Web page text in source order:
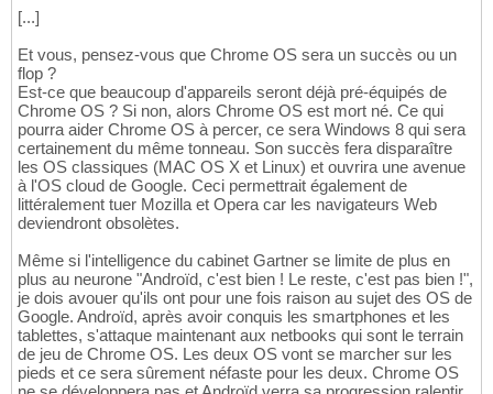
[...]
Et vous, pensez-vous que Chrome OS sera un succès ou un
flop ?
Est-ce que beaucoup d'appareils seront déjà pré-équipés de
Chrome OS ? Si non, alors Chrome OS est mort né. Ce qui
pourra aider Chrome OS à percer, ce sera Windows 8 qui sera
certainement du même tonneau. Son succès fera disparaître
les OS classiques (MAC OS X et Linux) et ouvrira une avenue
à l'OS cloud de Google. Ceci permettrait également de
littéralement tuer Mozilla et Opera car les navigateurs Web
deviendront obsolètes.
Même si l'intelligence du cabinet Gartner se limite de plus en
plus au neurone "Androïd, c'est bien ! Le reste, c'est pas bien !",
je dois avouer qu'ils ont pour une fois raison au sujet des OS de
Google. Androïd, après avoir conquis les smartphones et les
tablettes, s'attaque maintenant aux netbooks qui sont le terrain
de jeu de Chrome OS. Les deux OS vont se marcher sur les
pieds et ce sera sûrement néfaste pour les deux. Chrome OS